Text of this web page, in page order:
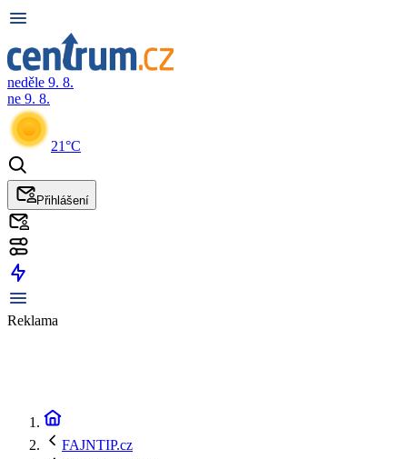
neděle 9. 8.
ne 9. 8.
21°C
Přihlášení
Reklama
FAJNTIP.cz